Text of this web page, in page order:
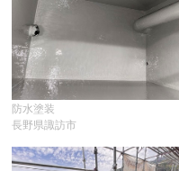
防水塗装
長野県諏訪市